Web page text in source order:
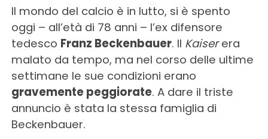
Il mondo del calcio è in lutto, si è spento
oggi – all’età di 78 anni – l’ex difensore
tedesco Franz Beckenbauer. Il Kaiserera
malato da tempo, ma nel corso delle ultime
settimane le sue condizioni erano
gravemente peggiorate. A dare il triste
annuncio è stata la stessa famiglia di
Beckenbauer.